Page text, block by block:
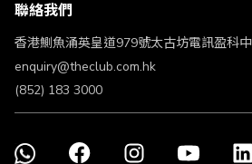
不歧視及不騷擾聲明
認可牌照及通告
聯絡我們
香港鰂魚涌英皇道979號太古坊電訊盈科
enquiry@theclub.com.hk
(852) 183 3000